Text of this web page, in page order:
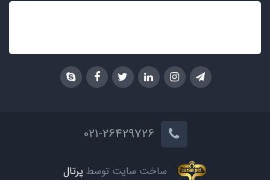
ساخت سایت توسط پرتال